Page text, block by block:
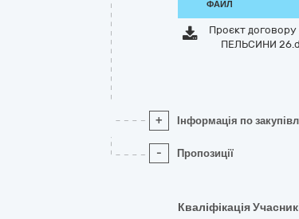
ФАЙЛ
Проєкт
ПЕЛЬСИНИ
+ Інформація по
- Пропозиції
Кваліфікація